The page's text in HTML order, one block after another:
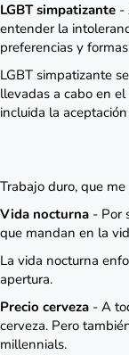
LGBT simpatizante -
entender la
preferencias y
LGBT simpatizante
llevadas a cabo en
incluida la
Trabajo duro, que
Vida nocturna - Por
que mandan en la
La vida nocturna
apertura.
Precio cerveza - A
cerveza. Pero
millennials.